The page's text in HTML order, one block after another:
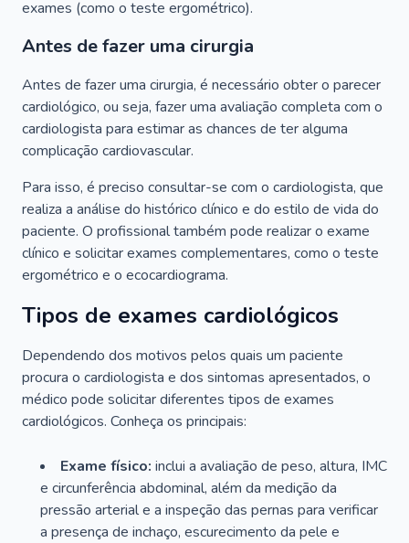
exames (como o teste ergométrico).
Antes de fazer uma cirurgia
Antes de fazer uma cirurgia, é necessário obter o parecer
cardiológico, ou seja, fazer uma avaliação completa com o
cardiologista para estimar as chances de ter alguma
complicação cardiovascular.
Para isso, é preciso consultar-se com o cardiologista, que
realiza a análise do histórico clínico e do estilo de vida do
paciente. O profissional também pode realizar o exame
clínico e solicitar exames complementares, como o teste
ergométrico e o ecocardiograma.
Tipos de exames cardiológicos
Dependendo dos motivos pelos quais um paciente
procura o cardiologista e dos sintomas apresentados, o
médico pode solicitar diferentes tipos de exames
cardiológicos. Conheça os principais:
Exame físico: inclui a avaliação de peso, altura, IMC
e circunferência abdominal, além da medição da
pressão arterial e a inspeção das pernas para verificar
a presença de inchaço, escurecimento da pele e